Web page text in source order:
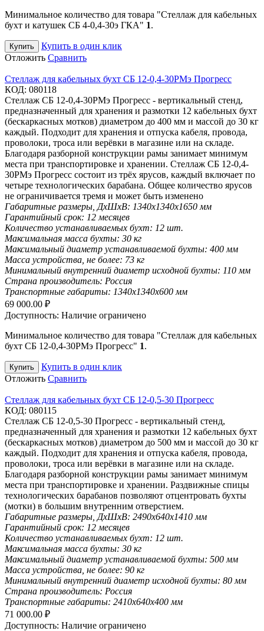
Минимальное количество для товара "Стеллаж для кабельных
бухт и катушек СБ 4-0,4-30э ГКА" 1.
Купить
Купить в один клик
Отложить Сравнить
Стеллаж для кабельных бухт СБ 12-0,4-30РМэ Прогресс
КОД: 080118
Стеллаж СБ 12-0,4-30РМэ Прогресс - вертикальный стенд,
предназначенный для хранения и размотки 12 кабельных бухт
(бескаркасных мотков) диаметром до 400 мм и массой до 30 кг
каждый. Подходит для хранения и отпуска кабеля, провода,
проволоки, троса или верёвки в магазине или на складе.
Благодаря разборной конструкции рамы занимает минимум
места при транспортировке и хранении. Стеллаж СБ 12-0,4-
30РМэ Прогресс состоит из трёх ярусов, каждый включает по
четыре технологических барабана. Общее количество ярусов
не ограничивается тремя и может быть изменено
Габаритные размеры, ДхШхВ: 1340х1340х1650 мм
Гарантийный срок: 12 месяцев
Количество устанавливаемых бухт: 12 шт.
Максимальная масса бухты: 30 кг
Максимальный диаметр устанавливаемой бухты: 400 мм
Масса устройства, не более: 73 кг
Минимальный внутренний диаметр исходной бухты: 110 мм
Страна производитель: Россия
Транспортные габариты: 1340х1340х600 мм
69 000.00 ₽
Доступность: Наличие ограничено
Минимальное количество для товара "Стеллаж для кабельных
бухт СБ 12-0,4-30РМэ Прогресс" 1.
Купить
Купить в один клик
Отложить Сравнить
Стеллаж для кабельных бухт СБ 12-0,5-30 Прогресс
КОД: 080115
Стеллаж СБ 12-0,5-30 Прогресс - вертикальный стенд,
предназначенный для хранения и размотки 12 кабельных бухт
(бескаркасных мотков) диаметром до 500 мм и массой до 30 кг
каждый. Подходит для хранения и отпуска кабеля, провода,
проволоки, троса или верёвки в магазине или на складе.
Благодаря разборной конструкции рамы занимает минимум
места при транспортировке и хранении. Раздвижные спицы
технологических барабанов позволяют отцентровать бухты
(мотки) в большим внутренним отверстием.
Габаритные размеры, ДхШхВ: 2490х640х1410 мм
Гарантийный срок: 12 месяцев
Количество устанавливаемых бухт: 12 шт.
Максимальная масса бухты: 30 кг
Максимальный диаметр устанавливаемой бухты: 500 мм
Масса устройства, не более: 90 кг
Минимальный внутренний диаметр исходной бухты: 80 мм
Страна производитель: Россия
Транспортные габариты: 2410х640х400 мм
71 000.00 ₽
Доступность: Наличие ограничено